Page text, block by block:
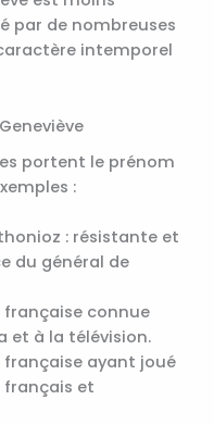
par de nombreuses
intemporel
portent le prénom
:
: résistante et
du général de
française connue
et à la télévision.
française ayant joué
français et